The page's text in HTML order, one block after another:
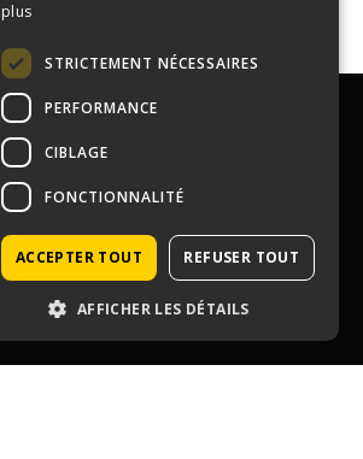
Contactez-nous
04 72 43 99 09
contact@immoprolyon.fr
Contact
134 cours Lafayette 69003
Lyon
plus
STRICTEMENT NÉCESSAIRES
PERFORMANCE
CIBLAGE
FONCTIONNALITÉ
ACCEPTER TOUT REFUSER TOUT
AFFICHER LES DÉTAILS